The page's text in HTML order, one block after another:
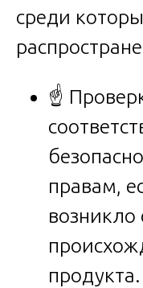
среди
☝️
правам,
возникло
продукта.